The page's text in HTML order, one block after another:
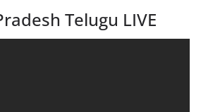
Telugu LIVE